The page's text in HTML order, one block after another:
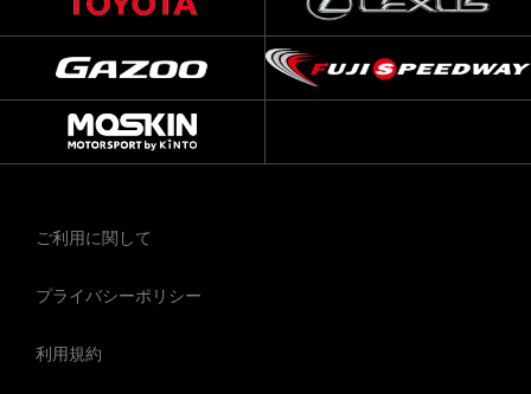
ご利用に関して
プライバシーポリシー
利用規約